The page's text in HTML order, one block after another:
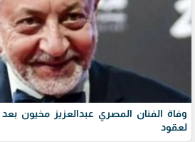
وفاة الفنان المصري عبدالعزيز مخيون
لعقود